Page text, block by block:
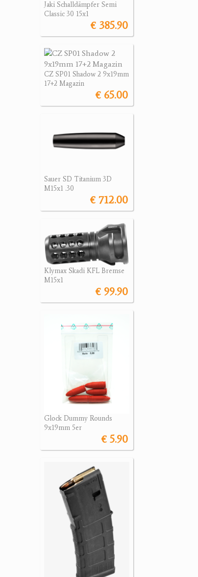
Jaki Schalldämpfer Semi
Classic 30 15x1
€ 385.90
CZ SP01 Shadow 2 9x19mm
17+2 Magazin
€ 65.00
Sauer SD Titanium 3D
M15x1 .30
€ 712.00
Klymax Skadi KFL Bremse
M15x1
€ 99.90
Glock Dummy Rounds
9x19mm 5er
€ 5.90